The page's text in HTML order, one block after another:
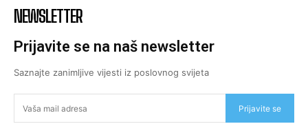
NEWSLETTER
Prijavite se na naš newsletter
Saznajte zanimljive vijesti iz poslovnog svijeta
Prijavite se